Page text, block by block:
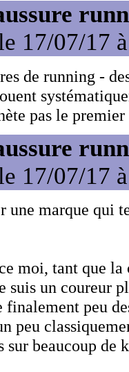
17/07/17
de running -
pas le
17/07/17
une marque qui
moi, tant que la
suis un coureur
peu
peu
sur beaucoup de